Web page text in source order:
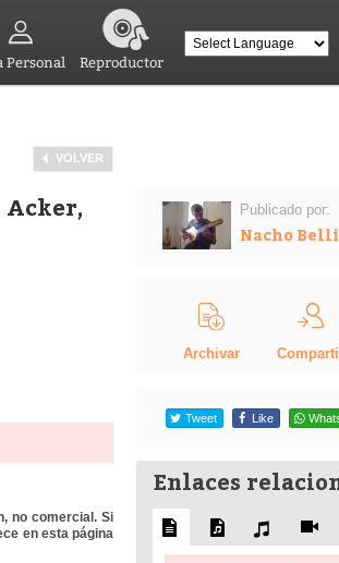
Personal Reproductor
VOLVER
Acker,
no comercial. Si
en esta página
Publicado por:
Nacho
Archivar
Tweet Like
Enlaces